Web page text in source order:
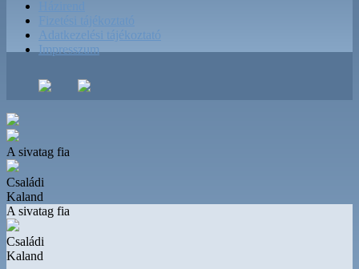
Fizetési tájékoztató
Adatkezelési tájékoztató
Impresszum
A sivatag fia
Családi
Kaland
A sivatag fia
Családi
Kaland